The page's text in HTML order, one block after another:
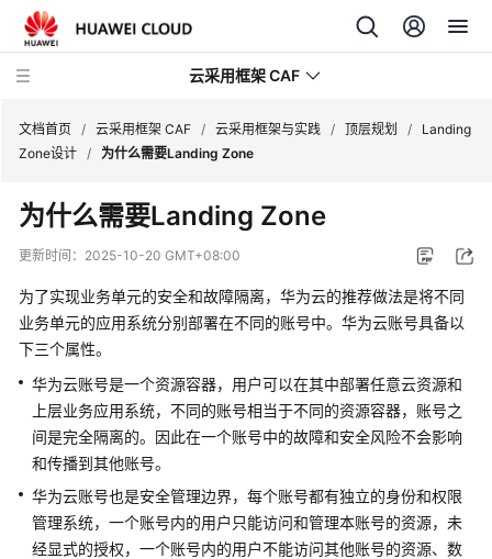
云采用框架 CAF
云
采
用
架
与
实
云
采
用
框
架
简
文档首页 / 云采用框架 CAF / 云采用框架与实践 / 顶层规划 /
Landing
Zone设计 / 为什么需要Landing Zone
为什么需要Landing Zone
更新时间： 2025-10-20 GMT+08:00
为了实现业务单元的安全和故障隔离，华为云的推荐做法是将不同
业务单元的应用系统分别部署在不同的账号中。华为云账号具备以
下三个属性。
华为云账号是一个资源容器，用户可以在其中部署任意云资源和
上层业务应用系统，不同的账号相当于不同的资源容器，账号之
间是完全隔离的。因此在一个账号中的故障和安全风险不会影响
和传播到其他账号。
华为云账号也是安全管理边界，每个账号都有独立的身份和权限
管理系统，一个账号内的用户只能访问和管理本账号的资源，未
经显式的授权，一个账号内的用户不能访问其他账号的资源、数